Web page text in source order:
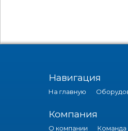
Навигация
На главную
Компания
О компании Команда